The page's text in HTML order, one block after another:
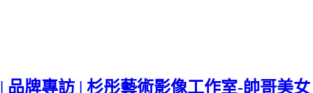
| 品牌專訪 | 杉彤藝術影像工作室-帥哥美女